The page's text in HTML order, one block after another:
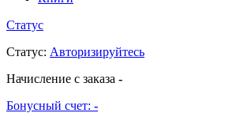
Статус
Статус: Авторизируйтесь
Начисление с заказа -
Бонусный счет: -